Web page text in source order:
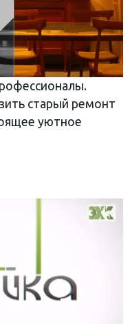
старый ремонт
уютное